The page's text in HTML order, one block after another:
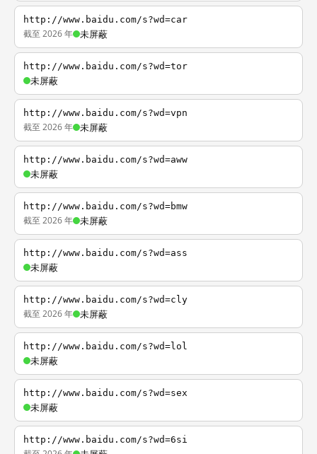
http://www.baidu.com/s?wd=car
截至 2026 年 未屏蔽
http://www.baidu.com/s?wd=tor
未屏蔽
http://www.baidu.com/s?wd=vpn
截至 2026 年 未屏蔽
http://www.baidu.com/s?wd=aww
未屏蔽
http://www.baidu.com/s?wd=bmw
截至 2026 年 未屏蔽
http://www.baidu.com/s?wd=ass
未屏蔽
http://www.baidu.com/s?wd=cly
截至 2026 年 未屏蔽
http://www.baidu.com/s?wd=lol
未屏蔽
http://www.baidu.com/s?wd=sex
未屏蔽
http://www.baidu.com/s?wd=6si